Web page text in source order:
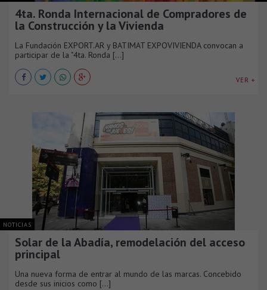
4ta. Ronda Internacional de Compradores de
la Construcción y la Vivienda
La Fundación EXPORT.AR y BATIMAT EXPOVIVIENDA convocan a
participar de la "4ta. Ronda [...]
VER +
NOTICIAS
Solar de la Abadía, remodelación del acceso
principal
Una nueva forma de entrar al mundo de las marcas. Concebido
desde sus inicios como [...]